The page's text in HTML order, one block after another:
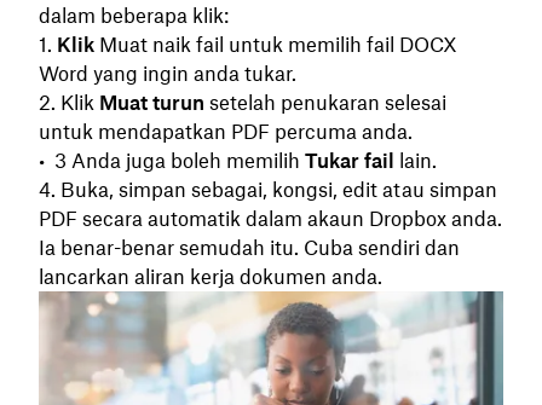
dalam beberapa klik:
Klik Muat naik fail untuk memilih fail DOCX
Word yang ingin anda tukar.
Klik Muat turun setelah penukaran selesai
untuk mendapatkan PDF percuma anda.
Anda juga boleh memilih Tukar fail lain.
Buka, simpan sebagai, kongsi, edit atau simpan
PDF secara automatik dalam akaun Dropbox anda.
Ia benar-benar semudah itu. Cuba sendiri dan
lancarkan aliran kerja dokumen anda.